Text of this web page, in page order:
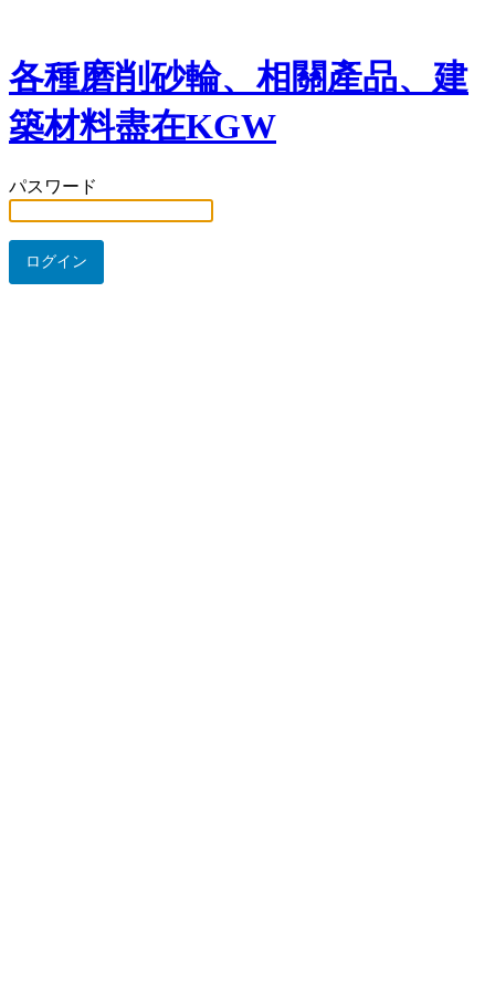
各種磨削砂輪、相關產品、建
築材料盡在KGW
パスワード